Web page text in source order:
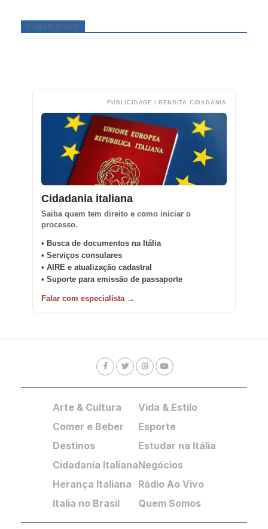
PUBLICIDADE
PUBLICIDADE / BENDITA CIDADANIA
Cidadania italiana
Saiba quem tem direito e como iniciar o
processo.
• Busca de documentos na Itália
• Serviços consulares
• AIRE e atualização cadastral
• Suporte para emissão de passaporte
Falar com especialista →
Arte & Cultura
Comer e Beber
Destinos
Cidadania Italiana
Herança Italiana
Italia no Brasil
Vida & Estilo
Esporte
Estudar na Itália
Negócios
Rádio Ao Vivo
Quem Somos